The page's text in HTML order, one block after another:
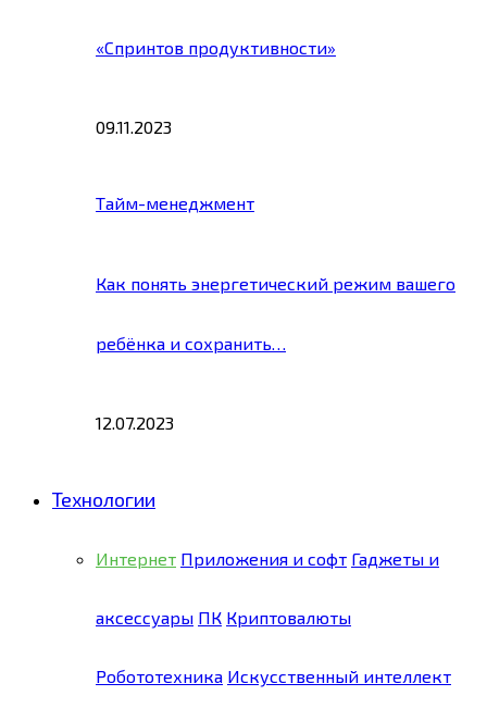
«Спринтов продуктивности»
09.11.2023
Тайм-менеджмент
Как понять энергетический режим вашего
ребёнка и сохранить…
12.07.2023
Технологии
Интернет Приложения и софт Гаджеты и
аксессуары ПК Криптовалюты
Робототехника Искусственный интеллект